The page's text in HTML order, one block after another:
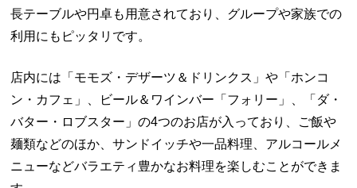
長テーブルや円卓も用意されており、グループや家族での
利用にもピッタリです。
店内には「モモズ・デザーツ＆ドリンクス」や「ホンコ
ン・カフェ」、ビール＆ワインバー「フォリー」、「ダ・
バター・ロブスター」の4つのお店が入っており、ご飯や
麺類などのほか、サンドイッチや一品料理、アルコールメ
ニューなどバラエティ豊かなお料理を楽しむことができま